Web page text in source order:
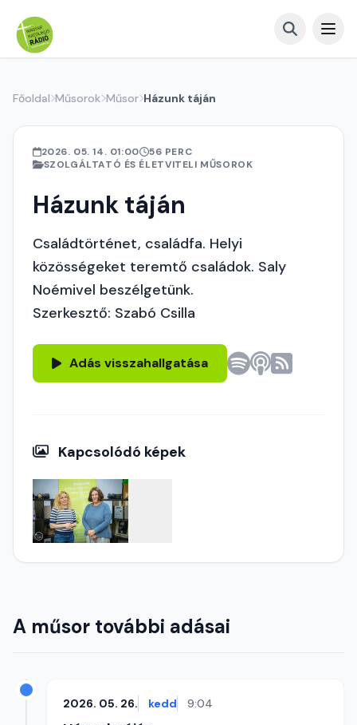
Főoldal Műsorok Műsor Házunk táján
2026. 05. 14. 01:00
56 PERC
SZOLGÁLTATÓ ÉS ÉLETVITELI MŰSOROK
Házunk táján
Családtörténet, családfa. Helyi
közösségeket teremtő családok. Saly
Noémivel beszélgetünk.
Szerkesztő: Szabó Csilla
Adás visszahallgatása
Kapcsolódó képek
A műsor további adásai
2026. 05. 26. kedd 9:04